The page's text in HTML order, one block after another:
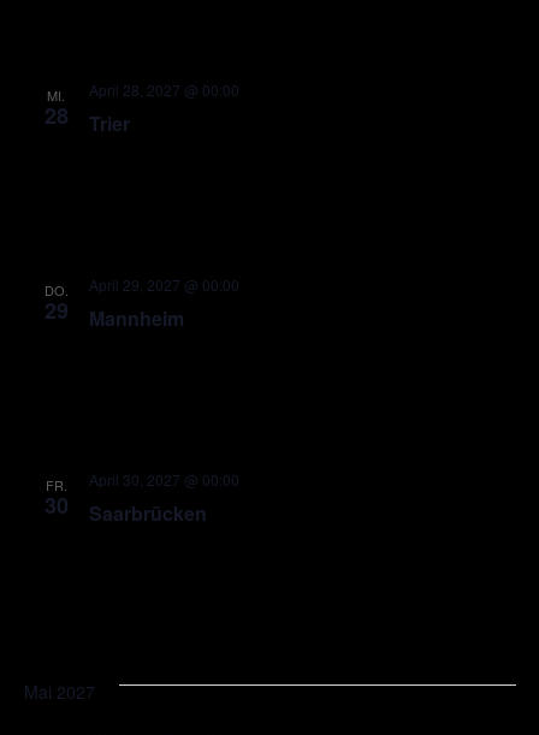
MI.
28 Trier
April 28, 2027 @ 00:00
DO.
29 Mannheim
April 29, 2027 @ 00:00
FR.
30 Saarbrücken
April 30, 2027 @ 00:00
Mai 2027